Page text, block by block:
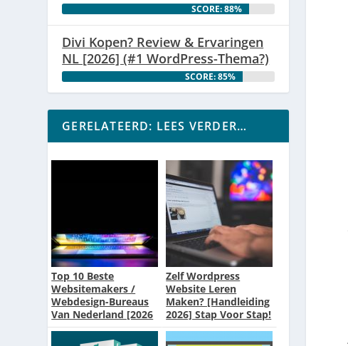
SCORE: 88%
Divi Kopen? Review & Ervaringen
NL [2026] (#1 WordPress-Thema?)
SCORE: 85%
GERELATEERD: LEES VERDER…
Top 10 Beste
Websitemakers /
Webdesign-Bureaus
Van Nederland [2026
Update]
Zelf Wordpress
Website Leren
Maken? [Handleiding
2026] Stap Voor Stap!